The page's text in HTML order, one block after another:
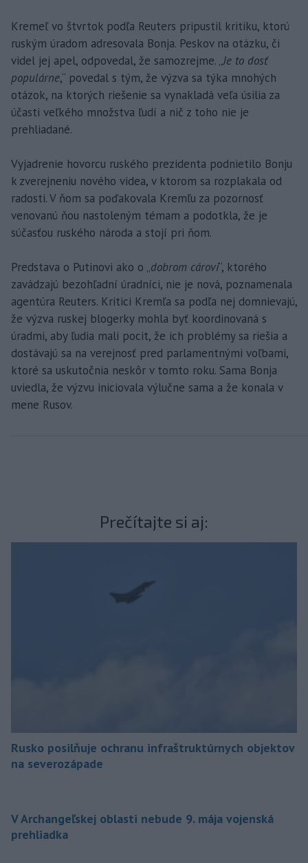
Kremeľ vo štvrtok podľa Reuters pripustil kritiku, ktorú
ruským úradom adresovala Bonja. Peskov na otázku, či
videl jej apel, odpovedal, že samozrejme. „Je to dosť
populárne,“ povedal s tým, že výzva sa týka mnohých
otázok, na ktorých riešenie sa vynakladá veľa úsilia za
účasti veľkého množstva ľudí a nič z toho nie je
prehliadané.
Vyjadrenie hovorcu ruského prezidenta podnietilo Bonju
k zverejneniu nového videa, v ktorom sa rozplakala od
radosti. V ňom sa poďakovala Kremľu za pozornosť
venovanú ňou nastoleným témam a podotkla, že je
súčasťou ruského národa a stojí pri ňom.
Predstava o Putinovi ako o „dobrom cárovi“, ktorého
zavádzajú bezohľadní úradníci, nie je nová, poznamenala
agentúra Reuters. Kritici Kremľa sa podľa nej domnievajú,
že výzva ruskej blogerky mohla byť koordinovaná s
úradmi, aby ľudia mali pocit, že ich problémy sa riešia a
dostávajú sa na verejnosť pred parlamentnými voľbami,
ktoré sa uskutočnia neskôr v tomto roku. Sama Bonja
uviedla, že výzvu iniciovala výlučne sama a že konala v
mene Rusov.
Prečítajte si aj:
Rusko posilňuje ochranu infraštruktúrnych objektov
na severozápade
V Archangeľskej oblasti nebude 9. mája vojenská
prehliadka